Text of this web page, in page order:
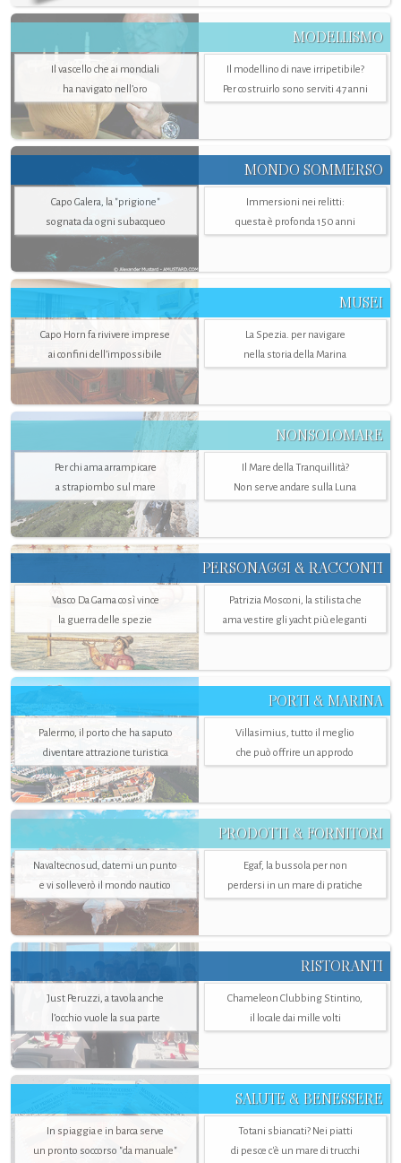
MODELLISMO
Il vascello che ai mondiali
ha navigato nell’oro
Il modellino di nave irripetibile?
Per costruirlo sono serviti 47 anni
MONDO SOMMERSO
Capo Galera, la "prigione"
sognata da ogni subacqueo
Immersioni nei relitti:
questa è profonda 150 anni
MUSEI
Capo Horn fa rivivere imprese
ai confini dell’impossibile
La Spezia. per navigare
nella storia della Marina
NONSOLOMARE
Per chi ama arrampicare
a strapiombo sul mare
Il Mare della Tranquillità?
Non serve andare sulla Luna
PERSONAGGI & RACCONTI
Vasco Da Gama così vince
la guerra delle spezie
Patrizia Mosconi, la stilista che
ama vestire gli yacht più eleganti
PORTI & MARINA
Palermo, il porto che ha saputo
diventare attrazione turistica
Villasimius, tutto il meglio
che può offrire un approdo
PRODOTTI & FORNITORI
Navaltecnosud, datemi un punto
e vi solleverò il mondo nautico
Egaf, la bussola per non
perdersi in un mare di pratiche
RISTORANTI
Just Peruzzi, a tavola anche
l’occhio vuole la sua parte
Chameleon Clubbing Stintino,
il locale dai mille volti
SALUTE & BENESSERE
In spiaggia e in barca serve
un pronto soccorso "da manuale"
Totani sbiancati? Nei piatti
di pesce c'è un mare di trucchi